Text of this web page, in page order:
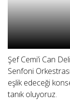
Şef Cemi’i Can
Senfoni
eşlik edeceği
tanık oluyoruz.